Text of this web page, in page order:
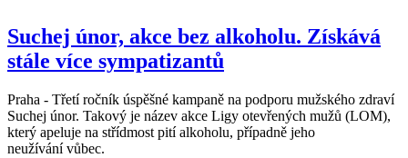
Suchej únor, akce bez alkoholu. Získává
stále více sympatizantů
Praha - Třetí ročník úspěšné kampaně na podporu mužského zdraví
Suchej únor. Takový je název akce Ligy otevřených mužů (LOM),
který apeluje na střídmost pití alkoholu, případně jeho
neužívání vůbec.